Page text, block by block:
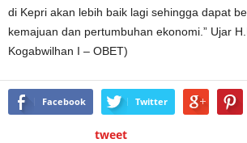
di Kepri akan lebih baik lagi sehingga dapat
kemajuan dan pertumbuhan ekonomi.” Ujar
Kogabwilhan I – OBET)
Facebook Twitter
tweet